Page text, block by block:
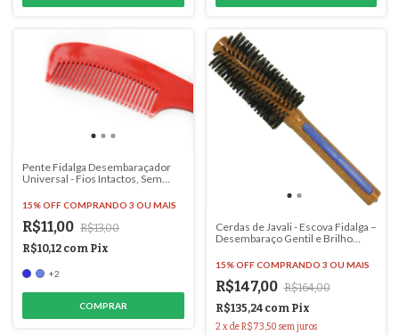
Pente Fidalga Desembaraçador
Universal - Fios Intactos, Sem
15% OFFCOMPRANDO 3 OU MAIS
R$11,00 R$13,00
R$10,12 com Pix
+2
COMPRAR
Cerdas de Javali - Escova Fidalga –
Desembaraço Gentil e Brilho
15% OFF COMPRANDO 3 OU MAIS
R$147,00 R$164,00
R$135,24 com Pix
2 xdeR$73,50 sem juros